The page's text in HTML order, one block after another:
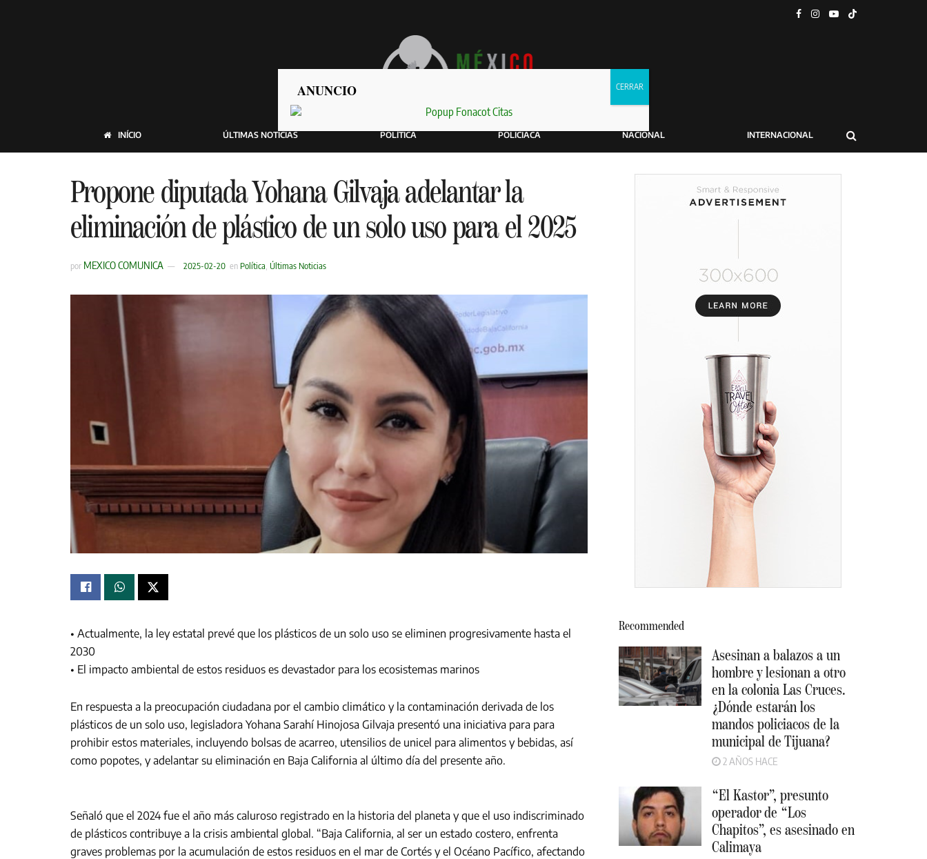
INÍCIO ÚLTIMAS NOTICIAS POLÍTICA POLICIACA NACIONAL INTERNACIONAL
Propone diputada Yohana Gilvaja adelantar la
eliminación de plástico de un solo uso para el 2025
por MEXICO COMUNICA 2025-02-20 en Política Últimas Noticias
• Actualmente, la ley estatal prevé que los plásticos de un solo uso se eliminen progresivamente hasta el
2030
• El impacto ambiental de estos residuos es devastador para los ecosistemas marinos
En respuesta a la preocupación ciudadana por el cambio climático y la contaminación derivada de los
plásticos de un solo uso, legisladora Yohana Sarahí Hinojosa Gilvaja presentó una iniciativa para para
prohibir estos materiales, incluyendo bolsas de acarreo, utensilios de unicel para alimentos y bebidas, así
como popotes, y adelantar su eliminación en Baja California al último día del presente año.
Señaló que el 2024 fue el año más caluroso registrado en la historia del planeta y que el uso indiscriminado
de plásticos contribuye a la crisis ambiental global. “Baja California, al ser un estado costero, enfrenta
graves problemas por la acumulación de estos residuos en el mar de Cortés y el Océano Pacífico, afectando
Recommended
Asesinan a balazos a un
hombre y lesionan a otro
en la colonia Las Cruces.
¿Dónde estarán los
mandos policiacos de la
municipal de Tijuana?
2 AÑOS HACE
“El Kastor”, presunto
operador de “Los
Chapitos”, es asesinado en
Calimaya
ANUNCIO